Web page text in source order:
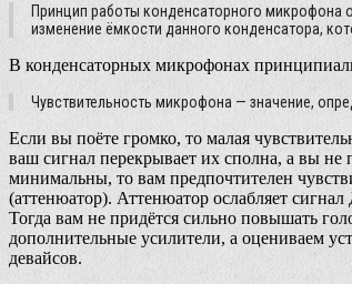
Принцип работы конденсаторного микрофона
изменение ёмкости данного конденсатора,
В конденсаторных микрофонах
Чувствительность микрофона — значение,
Если вы поёте громко, то малая
ваш сигнал перекрывает их сполна, а вы не
минимальны, то вам предпочтителен
(аттенюатор). Аттенюатор ослабляет
Тогда вам не придётся сильно повышать
дополнительные усилители, а оцениваем
девайсов.